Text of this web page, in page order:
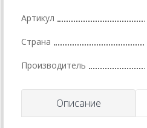
Артикул
Страна
Производитель
Описание